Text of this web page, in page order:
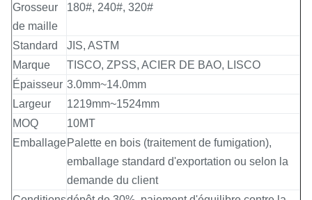
Grosseur
de maille
180#, 240#, 320#
Standard
JIS, ASTM
Marque
TISCO, ZPSS, ACIER DE BAO, LISCO
Épaisseur 3.0mm~14.0mm
Largeur
1219mm~1524mm
MOQ
10MT
EmballagePalette en bois (traitement de fumigation),
emballage standard d'exportation ou selon la
demande du client